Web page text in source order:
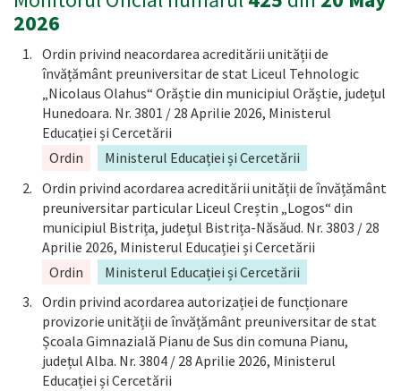
2026
Ordin privind neacordarea acreditării unității de
învățământ preuniversitar de stat Liceul Tehnologic
„Nicolaus Olahus“ Orăștie din municipiul Orăștie, județul
Hunedoara. Nr. 3801 / 28 Aprilie 2026, Ministerul
Educației și Cercetării
Ordin
Ministerul Educației și Cercetării
Ordin privind acordarea acreditării unității de învățământ
preuniversitar particular Liceul Creștin „Logos“ din
municipiul Bistrița, județul Bistrița-Năsăud. Nr. 3803 / 28
Aprilie 2026, Ministerul Educației și Cercetării
Ordin
Ministerul Educației și Cercetării
Ordin privind acordarea autorizației de funcționare
provizorie unității de învățământ preuniversitar de stat
Școala Gimnazială Pianu de Sus din comuna Pianu,
județul Alba. Nr. 3804 / 28 Aprilie 2026, Ministerul
Educației și Cercetării